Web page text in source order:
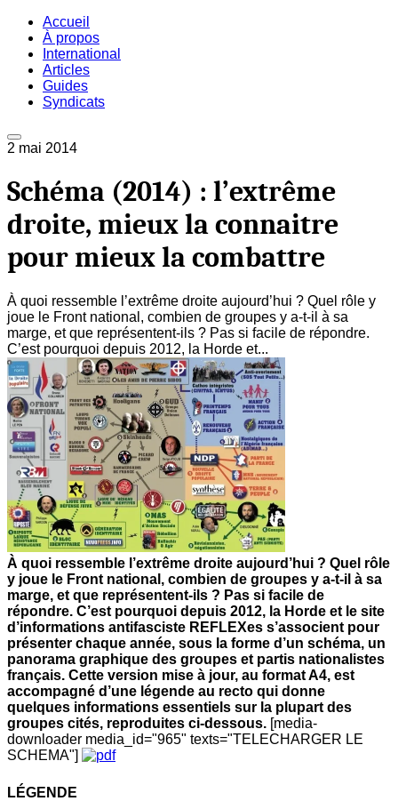
Accueil
À propos
International
Articles
Guides
Syndicats
2 mai 2014
Schéma (2014) : l’extrême
droite, mieux la connaitre
pour mieux la combattre
À quoi ressemble l’extrême droite aujourd’hui ? Quel rôle y
joue le Front national, combien de groupes y a-t-il à sa
marge, et que représentent-ils ? Pas si facile de répondre.
C’est pourquoi depuis 2012, la Horde et...
À quoi ressemble l’extrême droite aujourd’hui ? Quel rôle
y joue le Front national, combien de groupes y a-t-il à sa
marge, et que représentent-ils ? Pas si facile de
répondre. C’est pourquoi depuis 2012, la Horde et le site
d’informations antifasciste REFLEXes s’associent pour
présenter chaque année, sous la forme d’un schéma, un
panorama graphique des groupes et partis nationalistes
français. Cette version mise à jour, au format A4, est
accompagné d’une légende au recto qui donne
quelques informations essentiels sur la plupart des
groupes cités, reproduites ci-dessous. [media-
downloader media_id="965" texts="TELECHARGER LE
SCHEMA"]
LÉGENDE